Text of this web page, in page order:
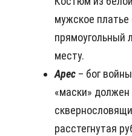
мужское платье
прямоугольный
месту.
Арес – бог
«маски»
расстегнутая